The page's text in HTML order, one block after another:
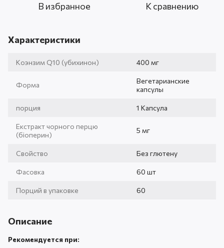
В избранное К сравнению
Характеристики
Коэнзим Q10 (убихинон) 400 мг
Форма
Вегетарианские
капсулы
порция 1 Капсула
Екстракт чорного перцю
(біоперин)
5 мг
Свойство Без глютену
Фасовка 60 шт
Порций в упаковке 60
Описание
Рекомендуется при: